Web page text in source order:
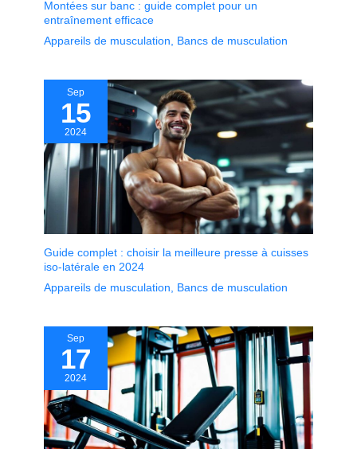
Montées sur banc : guide complet pour un
entraînement efficace
Appareils de musculation, Bancs de musculation
Sep
15
2024
Guide complet : choisir la meilleure presse à cuisses
iso-latérale en 2024
Appareils de musculation
Bancs de musculation
Sep
17
2024